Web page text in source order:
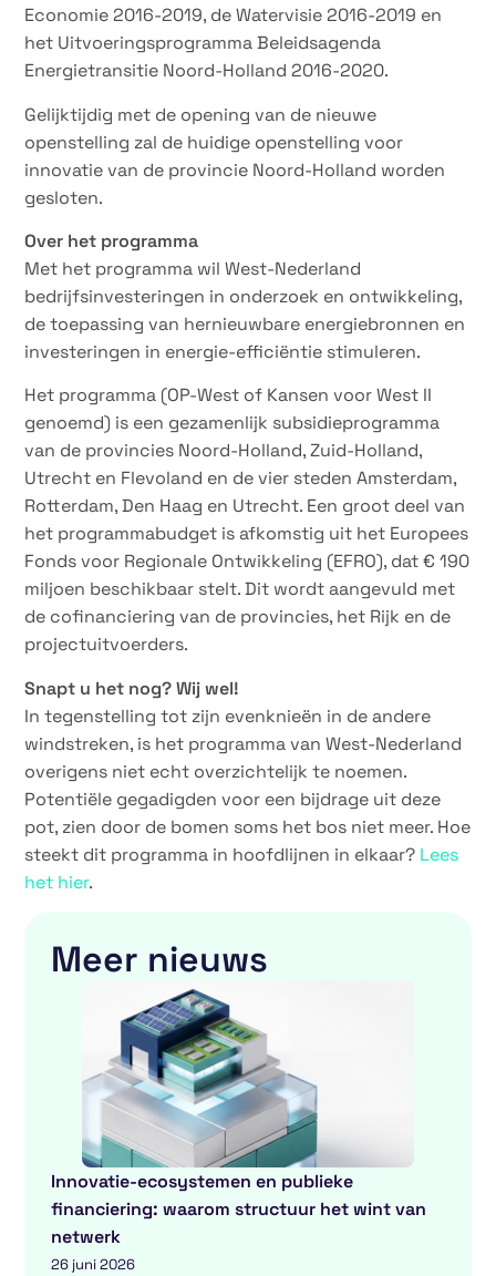
Economie 2016-2019, de Watervisie 2016-2019 en
het Uitvoeringsprogramma Beleidsagenda
Energietransitie Noord-Holland 2016-2020.
Gelijktijdig met de opening van de nieuwe
openstelling zal de huidige openstelling voor
innovatie van de provincie Noord-Holland worden
gesloten.
Over het programma
Met het programma wil West-Nederland
bedrijfsinvesteringen in onderzoek en ontwikkeling,
de toepassing van hernieuwbare energiebronnen en
investeringen in energie-efficiëntie stimuleren.
Het programma (OP-West of Kansen voor West II
genoemd) is een gezamenlijk subsidieprogramma
van de provincies Noord-Holland, Zuid-Holland,
Utrecht en Flevoland en de vier steden Amsterdam,
Rotterdam, Den Haag en Utrecht. Een groot deel van
het programmabudget is afkomstig uit het Europees
Fonds voor Regionale Ontwikkeling (EFRO), dat € 190
miljoen beschikbaar stelt. Dit wordt aangevuld met
de cofinanciering van de provincies, het Rijk en de
projectuitvoerders.
Snapt u het nog? Wij wel!
In tegenstelling tot zijn evenknieën in de andere
windstreken, is het programma van West-Nederland
overigens niet echt overzichtelijk te noemen.
Potentiële gegadigden voor een bijdrage uit deze
pot, zien door de bomen soms het bos niet meer. Hoe
steekt dit programma in hoofdlijnen in elkaar? Lees
het hier.
Meer nieuws
Innovatie-ecosystemen en publieke
financiering: waarom structuur het wint van
netwerk
26 juni 2026